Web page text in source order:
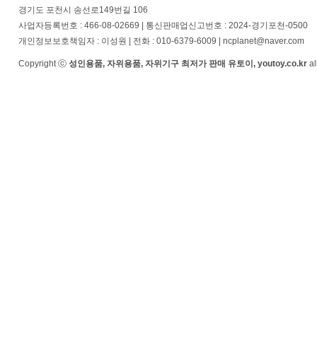
경기도 포천시 송선로149번길 106
사업자등록번호 : 466-08-02669 | 통신판매업신고번호 : 2024-경기포천-0500
개인정보보호책임자 : 이성원 | 전화 : 010-6379-6009 | ncplanet@naver.com
Copyright ⓒ 성인용품, 자위용품, 자위기구 최저가 판매 유토이, youtoy.co.kr